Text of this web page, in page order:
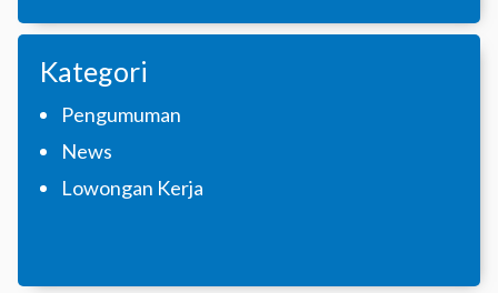
Kategori
Pengumuman
News
Lowongan Kerja